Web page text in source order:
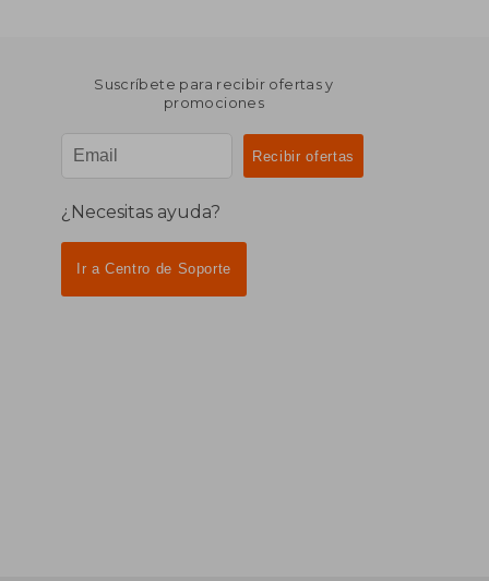
Suscríbete para recibir ofertas y
promociones
¿Necesitas ayuda?
Ir a Centro de Soporte